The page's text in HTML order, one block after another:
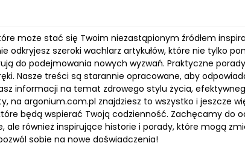
może stać się Twoim niezastąpionym źródłem
odkryjesz szeroki wachlarz artykułów, które nie tylko
do podejmowania nowych wyzwań. Praktyczne
Nasze treści są starannie opracowane, aby
informacji na temat zdrowego stylu życia,
na argonium.com.pl znajdziesz to wszystko i jeszcze
będą wspierać Twoją codzienność. Zachęcamy do
ale również inspirujące historie i porady, które mogą
sobie na nowe doświadczenia!